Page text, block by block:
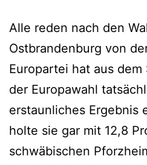
Alle reden nach den
Ostbrandenburg von
Europartei hat aus
der Europawahl
erstaunliches Ergebnis
holte sie gar mit 12,8
schwäbischen